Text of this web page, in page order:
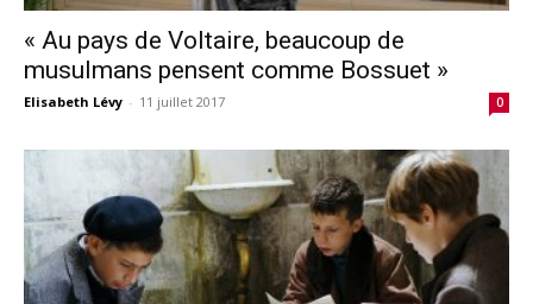
« Au pays de Voltaire, beaucoup de
musulmans pensent comme Bossuet »
Elisabeth Lévy - 11 juillet 2017 0